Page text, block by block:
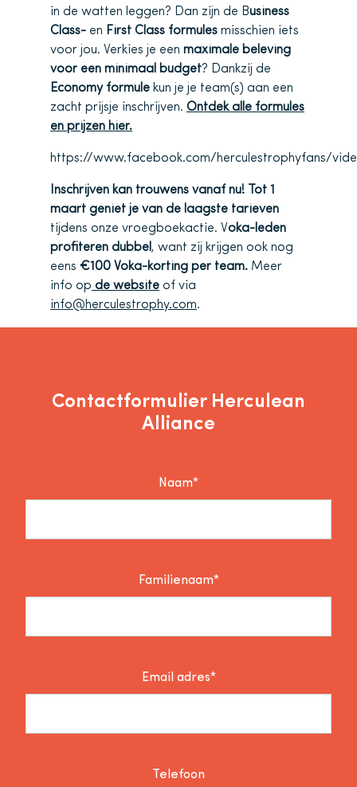
in de watten leggen? Dan zijn de Business
Class- en First Class formules misschien iets
voor jou. Verkies je een maximale beleving
voor een minimaal budget? Dankzij de
Economy formule kun je je team(s) aan een
zacht prijsje inschrijven. Ontdek alle formules
en prijzen hier.
https://www.facebook.com/herculestrophyfans/
Inschrijven kan trouwens vanaf nu!
Tot 1
maart geniet je van de laagste tarieven
tijdens onze vroegboekactie. Voka-leden
profiteren dubbel, want zij krijgen ook nog
eens €100 Voka-korting per team. Meer
info op de website of via
info@herculestrophy.com.
Contactformulier Herculean
Alliance
Naam*
Familienaam*
Email adres*
Telefoon